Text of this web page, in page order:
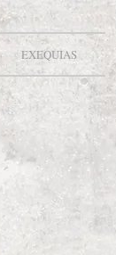
EXEQUIAS